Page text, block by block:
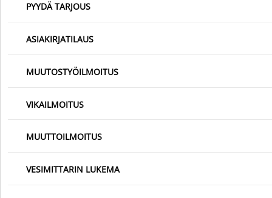
PYYDÄ TARJOUS
ASIAKIRJATILAUS
MUUTOSTYÖILMOITUS
VIKAILMOITUS
MUUTTOILMOITUS
VESIMITTARIN LUKEMA